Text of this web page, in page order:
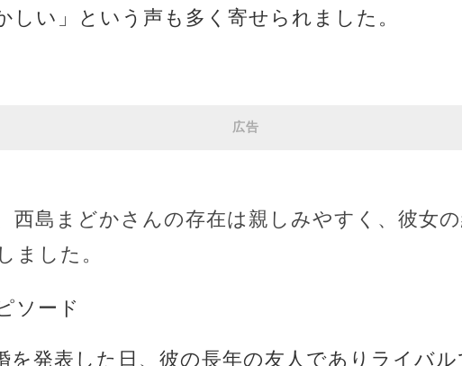
しい」という声も多く寄せられました。
広告
西島まどかさんの存在は親しみやすく、彼女
ました。
ソード
を発表した日、彼の長年の友人でありライバ